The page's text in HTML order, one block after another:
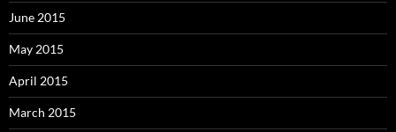
June 2015
May 2015
April 2015
March 2015